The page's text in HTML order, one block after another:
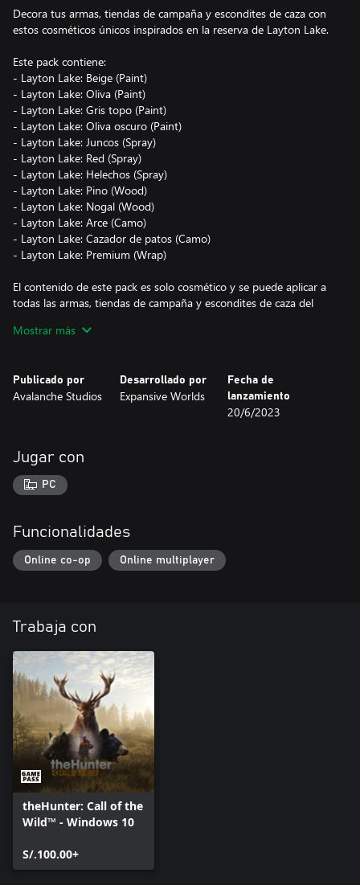
Decora tus armas, tiendas de campaña y escondites de caza con
estos cosméticos únicos inspirados en la reserva de Layton Lake.
Este pack contiene:
- Layton Lake: Beige (Paint)
- Layton Lake: Oliva (Paint)
- Layton Lake: Gris topo (Paint)
- Layton Lake: Oliva oscuro (Paint)
- Layton Lake: Juncos (Spray)
- Layton Lake: Red (Spray)
- Layton Lake: Helechos (Spray)
- Layton Lake: Pino (Wood)
- Layton Lake: Nogal (Wood)
- Layton Lake: Arce (Camo)
- Layton Lake: Cazador de patos (Camo)
- Layton Lake: Premium (Wrap)
El contenido de este pack es solo cosmético y se puede aplicar a
todas las armas, tiendas de campaña y escondites de caza del
comprarlo.
Mostrar más
Publicado por
Avalanche Studios
Desarrollado por
Expansive Worlds
Fecha de
lanzamiento
20/6/2023
Jugar con
PC
Funcionalidades
Online co-op Online multiplayer
Trabaja con
theHunter: Call of the
Wild™ - Windows 10
S/.100.00+